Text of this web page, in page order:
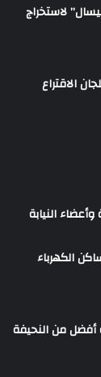
لاستخراج
الاقتراع
النيابة
الكهرباء
أفضل من النحيفة